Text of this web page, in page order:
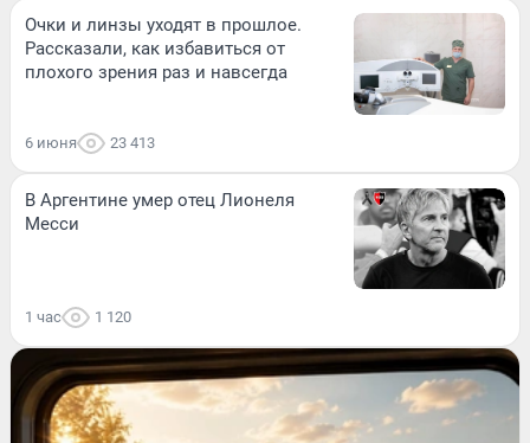
Очки и линзы уходят в прошлое.
Рассказали, как избавиться от
плохого зрения раз и навсегда
6 июня 23 413
В Аргентине умер отец Лионеля
Месси
1 час 1 120